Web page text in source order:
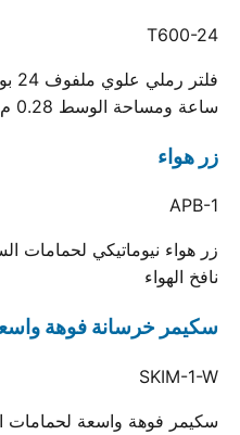
T600-24
ساعة ومساحة الوسط 0.28 م2. يورد بمالتي فالف 1.5 بوصة
زر هواء
APB-1
زر هواء نيوماتيكي لحمامات
نافخ الهواء
سكيمر خرسانة فوهة
SKIM-1-W